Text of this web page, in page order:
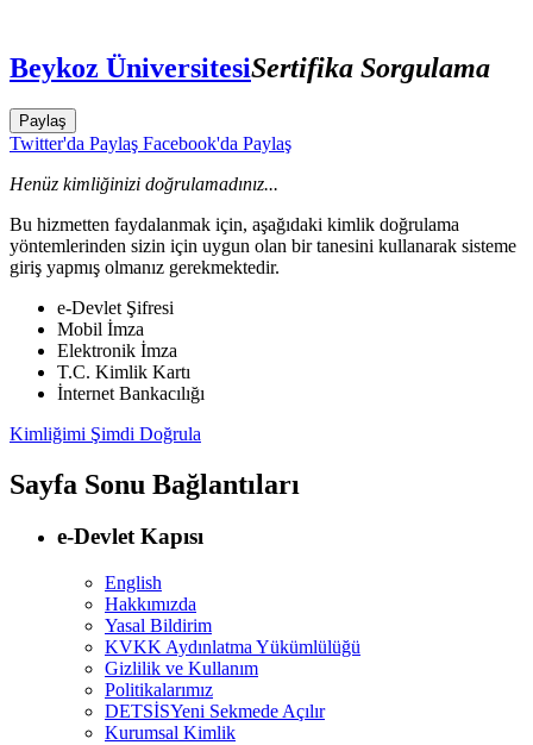
Beykoz ÜniversitesiSertifika Sorgulama
Paylaş
Twitter'da Paylaş Facebook'da Paylaş
Henüz kimliğinizi doğrulamadınız...
Bu hizmetten faydalanmak için, aşağıdaki kimlik doğrulama
yöntemlerinden sizin için uygun olan bir tanesini kullanarak sisteme
giriş yapmış olmanız gerekmektedir.
e-Devlet Şifresi
Mobil İmza
Elektronik İmza
T.C. Kimlik Kartı
İnternet Bankacılığı
Kimliğimi Şimdi Doğrula
Sayfa Sonu Bağlantıları
e-Devlet Kapısı
English
Hakkımızda
Yasal Bildirim
KVKK Aydınlatma Yükümlülüğü
Gizlilik ve Kullanım
Politikalarımız
DETSİSYeni Sekmede Açılır
Kurumsal Kimlik